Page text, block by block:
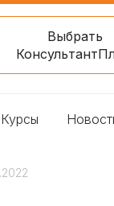
Выбрать
Курсы